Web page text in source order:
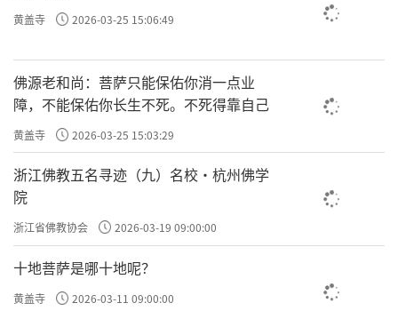
黄盖寺 2026-03-25 15:06:49
佛源老和尚：菩萨只能保佑你消一点业
障，不能保佑你长生不死。不死得靠自己
黄盖寺 2026-03-25 15:03:29
浙江佛教五名寻迹（九）名校·杭州佛学
院
浙江省佛教协会 2026-03-19 09:00:00
十地菩萨是哪十地呢？
黄盖寺 2026-03-11 09:00:00